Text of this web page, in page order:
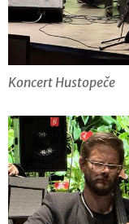
Koncert Hustopeče